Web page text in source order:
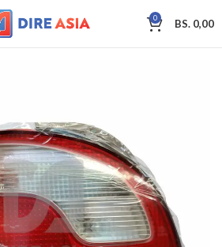
0 BS. 0,00